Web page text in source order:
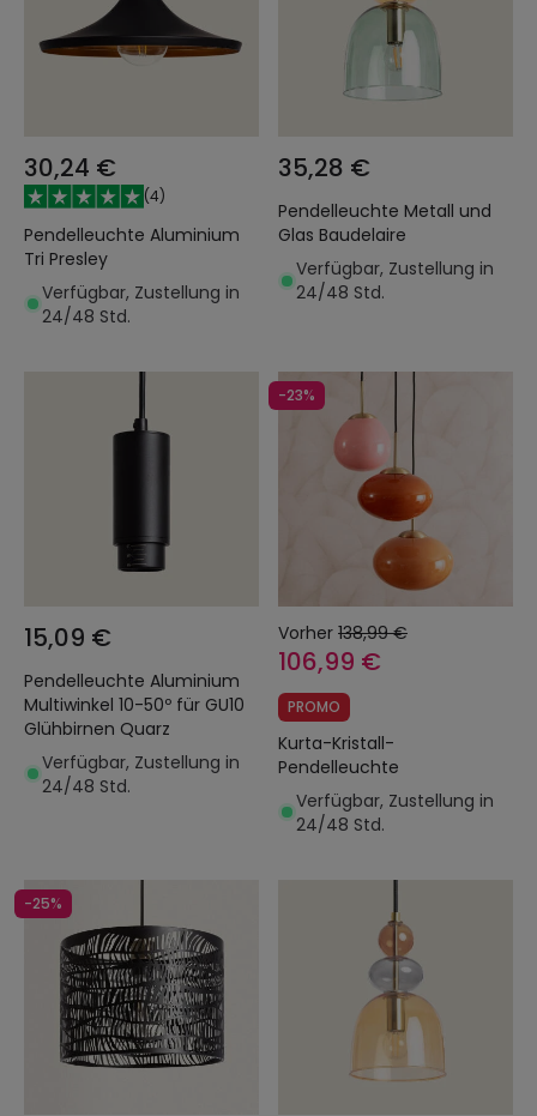
30,24 €
(4)
Pendelleuchte Aluminium
Tri Presley
Verfügbar, Zustellung in
24/48 Std.
35,28 €
Pendelleuchte Metall und
Glas Baudelaire
Verfügbar, Zustellung in
24/48 Std.
15,09 €
Pendelleuchte Aluminium
Multiwinkel 10-50º für GU10
Glühbirnen Quarz
Verfügbar, Zustellung in
24/48 Std.
-23%
Vorher 138,99 €
106,99 €
PROMO
Kurta-Kristall-
Pendelleuchte
Verfügbar, Zustellung in
24/48 Std.
-25%